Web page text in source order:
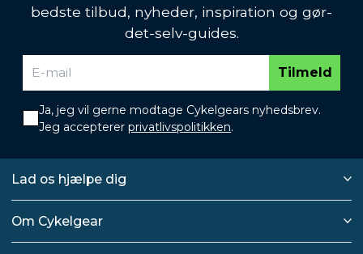
bedste tilbud, nyheder, inspiration og gør-
det-selv-guides.
Tilmeld
Ja, jeg vil gerne modtage Cykelgears nyhedsbrev.
Jeg accepterer privatlivspolitikken.
Lad os hjælpe dig
Om Cykelgear